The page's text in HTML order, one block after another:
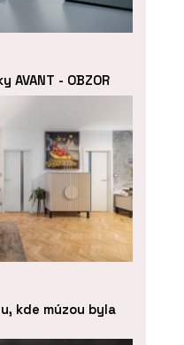
AVANT - OBZOR
kde múzou byla